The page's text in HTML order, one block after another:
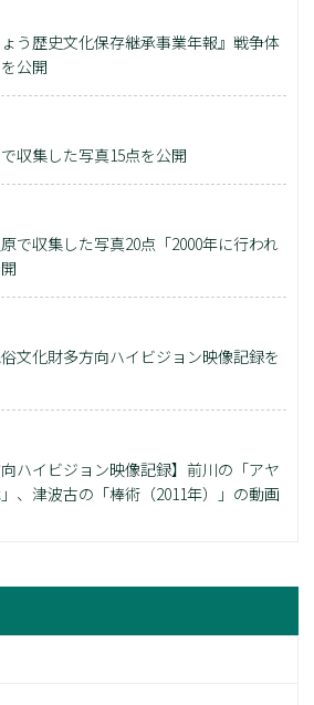
う歴史文化保存継承事業年報』戦争体
公開
収集した写真15点を公開
で収集した写真20点「2000年に行われ
文化財多方向ハイビジョン映像記録を
向ハイビジョン映像記録】前川の「アヤ
、津波古の「棒術（2011年）」の動画